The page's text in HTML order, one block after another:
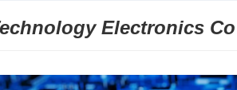
Electronics Co